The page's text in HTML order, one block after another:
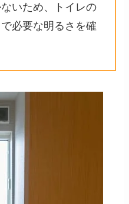
いため、トイレの
必要な明るさを確